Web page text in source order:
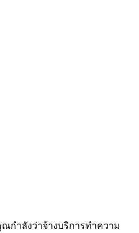
กำลังว่าจ้างบริการทำความ